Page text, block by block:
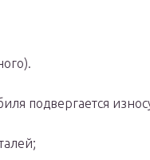
подвергается